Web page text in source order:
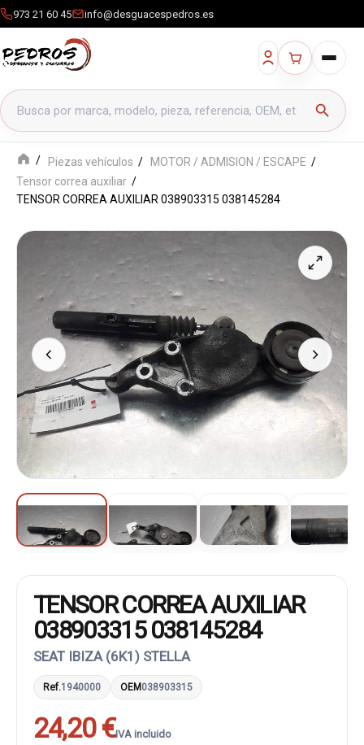
973 21 60 45 info@desguacespedros.es
Buscar productos
search
Piezas vehículos
MOTOR / ADMISION / ESCAPE
Tensor correa auxiliar
TENSOR CORREA AUXILIAR 038903315 038145284
TENSOR CORREA AUXILIAR
038903315 038145284
SEAT IBIZA (6K1) STELLA
Ref.1940000 OEM038903315
24,20 €IVA incluido